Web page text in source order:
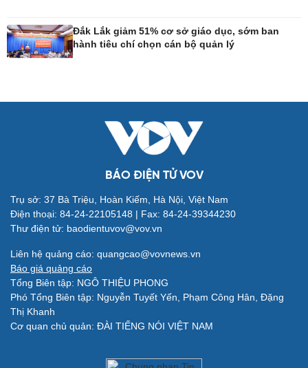
Ăn sạch sống khỏe
Văn hóa
Sân khấu - Điện ảnh
Âm nhạc
Giải trí
Nghệ sĩ
Thời trang
Du lịch
Săn Tour
Đắk Lắk giảm 51% cơ sở giáo dục, sớm ban
hành tiêu chí chọn cán bộ quản lý
BÁO ĐIỆN TỬ VOV
Trụ sở: 37 Bà Triệu, Hoàn Kiếm, Hà Nội, Việt Nam
Điện thoại: 84-24-22105148 | Fax: 84-24-39344230
Thư điện tử: baodientuvov@vov.vn
Liên hệ quảng cáo: quangcao@vovnews.vn
Báo giá quảng cáo
Tổng Biên tập: NGÔ THIỆU PHONG
Phó Tổng Biên tập: Nguyễn Tuyết Yến, Phạm Công Hân, Đặng
Thị Khanh
Cơ quan chủ quản: ĐÀI TIẾNG NÓI VIỆT NAM